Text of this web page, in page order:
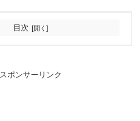
目次
スポンサーリンク